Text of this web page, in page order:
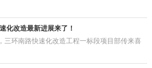
化改造最新进展来了！
三环南路快速化改造工程一标段项目部传来喜